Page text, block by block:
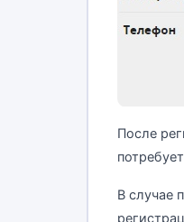
После
В случае